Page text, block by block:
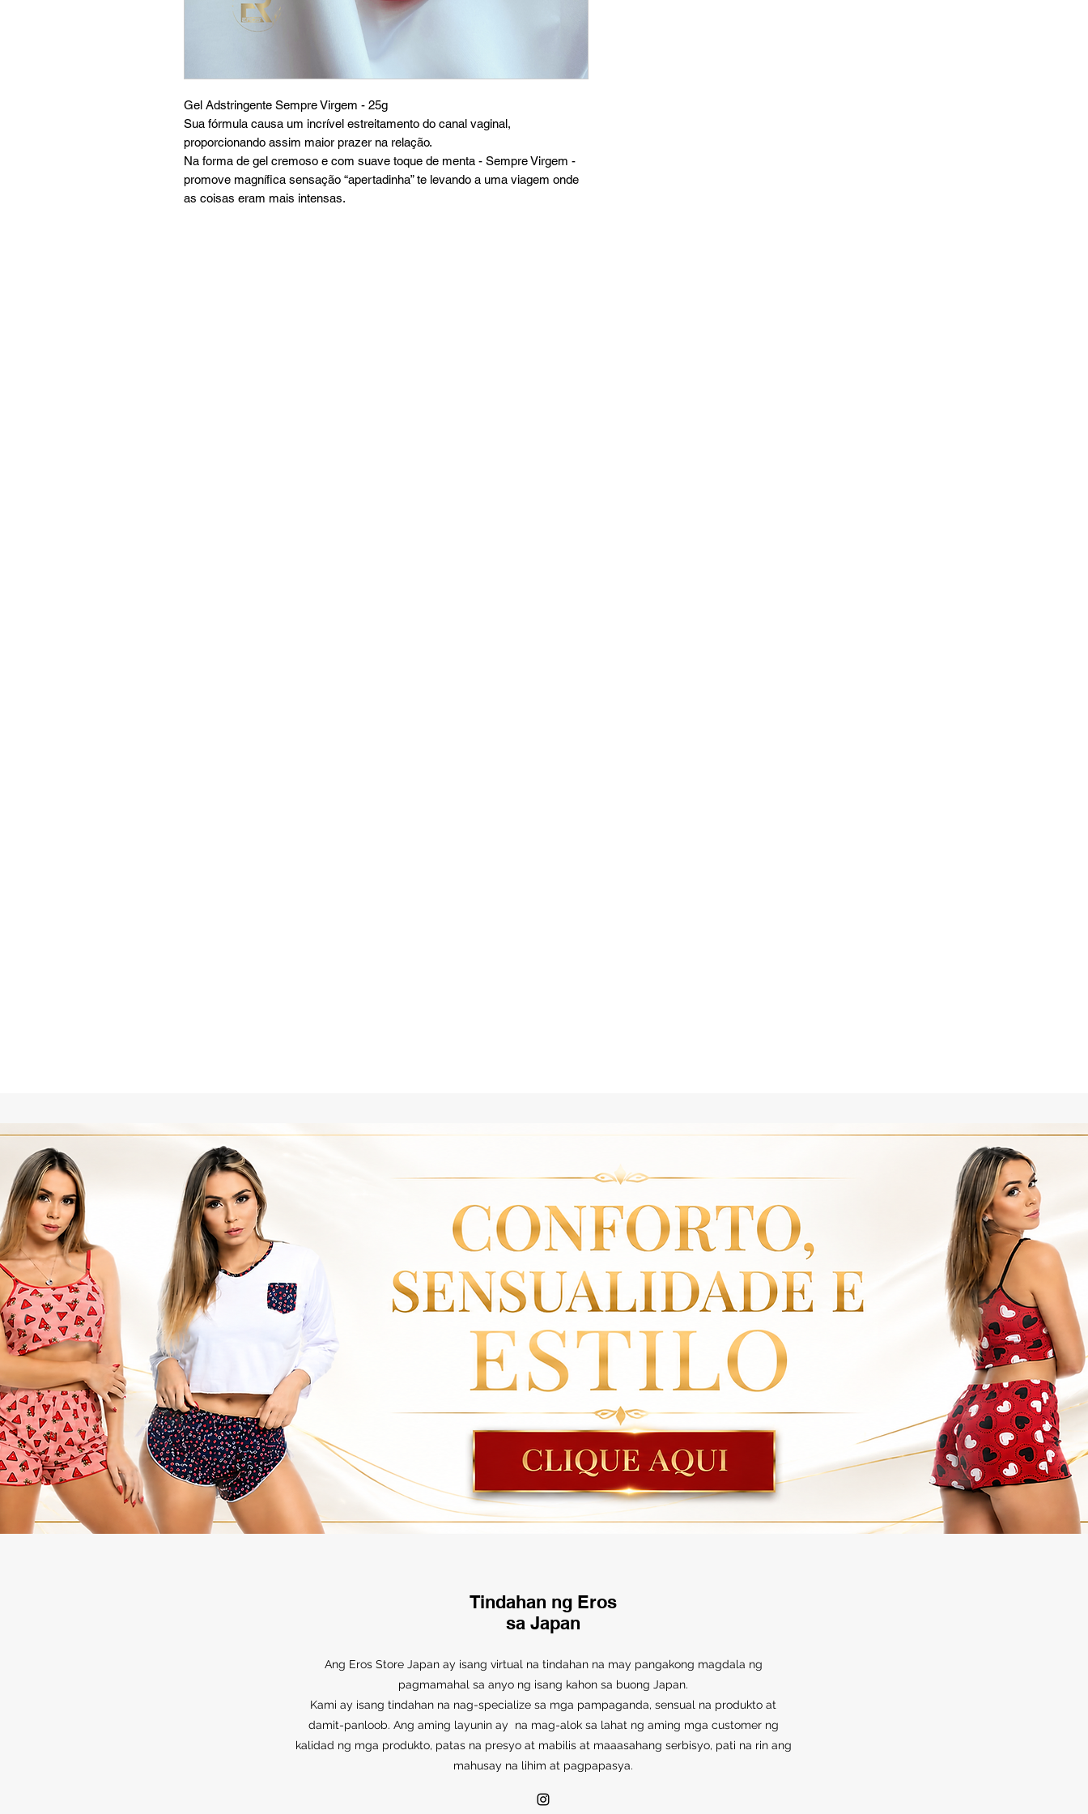
Gel Adstringente Sempre Virgem - 25g
Sua fórmula causa um incrível estreitamento do canal vaginal,
proporcionando assim maior prazer na relação.
Na forma de gel cremoso e com suave toque de menta - Sempre Virgem -
promove magnífica sensação “apertadinha” te levando a uma viagem onde
as coisas eram mais intensas.
Tindahan ng Eros
sa Japan
Ang Eros Store Japan ay isang virtual na tindahan na may pangakong magdala ng
pagmamahal sa anyo ng isang kahon sa buong Japan.
Kami ay isang tindahan na nag-specialize sa mga pampaganda, sensual na produkto at
damit-panloob. Ang aming layunin ay na mag-alok sa lahat ng aming mga customer ng
kalidad ng mga produkto, patas na presyo at mabilis at maaasahang serbisyo, pati na rin ang
mahusay na lihim at pagpapasya.